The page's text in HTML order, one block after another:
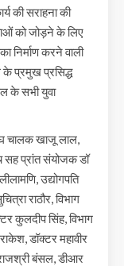
की सराहना की
को जोड़ने के लिए
निर्माण करने वाली
के प्रमुख प्रसिद्ध
के सभी युवा
चालक खाजू लाल,
प्रांत संयोजक डॉ
उद्योगपति
राठौर, विभाग
कुलदीप सिंह, विभाग
डॉक्टर महावीर
बंसल, डीआर